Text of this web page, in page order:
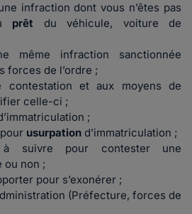
infraction dont vous n’êtes pas
prêt du véhicule, voiture de
même infraction sanctionnée
forces de l’ordre ;
et aux moyens de
celle-ci ;
;
pour usurpation d’immatriculation ;
suivre pour contester une
ou non ;
pour s’exonérer ;
(Préfecture, forces de